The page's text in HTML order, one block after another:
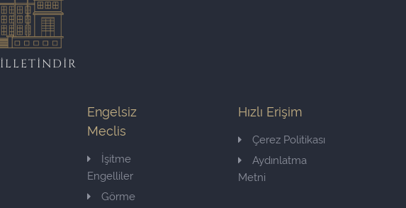
Engelsiz
Meclis
İşitme
Engelliler
Görme
Hızlı Erişim
Çerez Politikası
Aydınlatma
Metni